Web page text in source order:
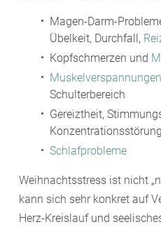
Magen-Darm-
Übelkeit, Durchfall,
Kopfschmerzen und
Muskelverspannungen
Schulterbereich
Gereiztheit,
Schlafprobleme
Weihnachtsstress ist nicht
kann sich sehr konkret auf
Herz-Kreislauf und